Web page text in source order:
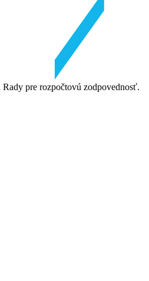
pre rozpočtovú zodpovednosť.